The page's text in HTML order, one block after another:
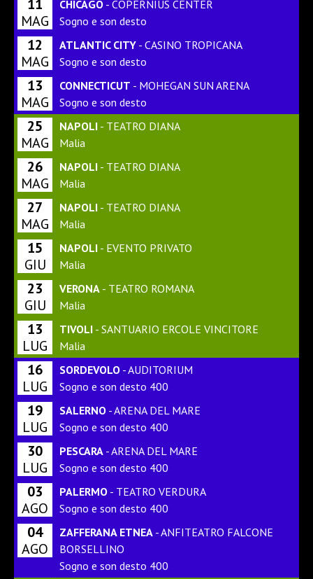
11
MAG
CHICAGO - COPERNIUS CENTER
Sogno e son desto
12
MAG
ATLANTIC CITY - CASINO TROPICANA
Sogno e son desto
13
MAG
CONNECTICUT - MOHEGAN SUN ARENA
Sogno e son desto
25
MAG
NAPOLI - TEATRO DIANA
Malia
26
MAG
NAPOLI - TEATRO DIANA
Malia
27
MAG
NAPOLI - TEATRO DIANA
Malia
15
GIU
NAPOLI - EVENTO PRIVATO
Malia
23
GIU
VERONA - TEATRO ROMANA
Malia
13
LUG
TIVOLI - SANTUARIO ERCOLE VINCITORE
Malia
16
LUG
SORDEVOLO - AUDITORIUM
Sogno e son desto 400
19
LUG
SALERNO - ARENA DEL MARE
Sogno e son desto 400
30
LUG
PESCARA - ARENA DEL MARE
Sogno e son desto 400
03
AGO
PALERMO - TEATRO VERDURA
Sogno e son desto 400
04
AGO
ZAFFERANA ETNEA - ANFITEATRO FALCONE
BORSELLINO
Sogno e son desto 400